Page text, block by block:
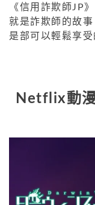
《信用詐欺師JP
就是詐欺師的故事
是部可以輕鬆享受
Netflix動